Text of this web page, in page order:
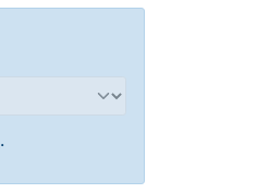
.